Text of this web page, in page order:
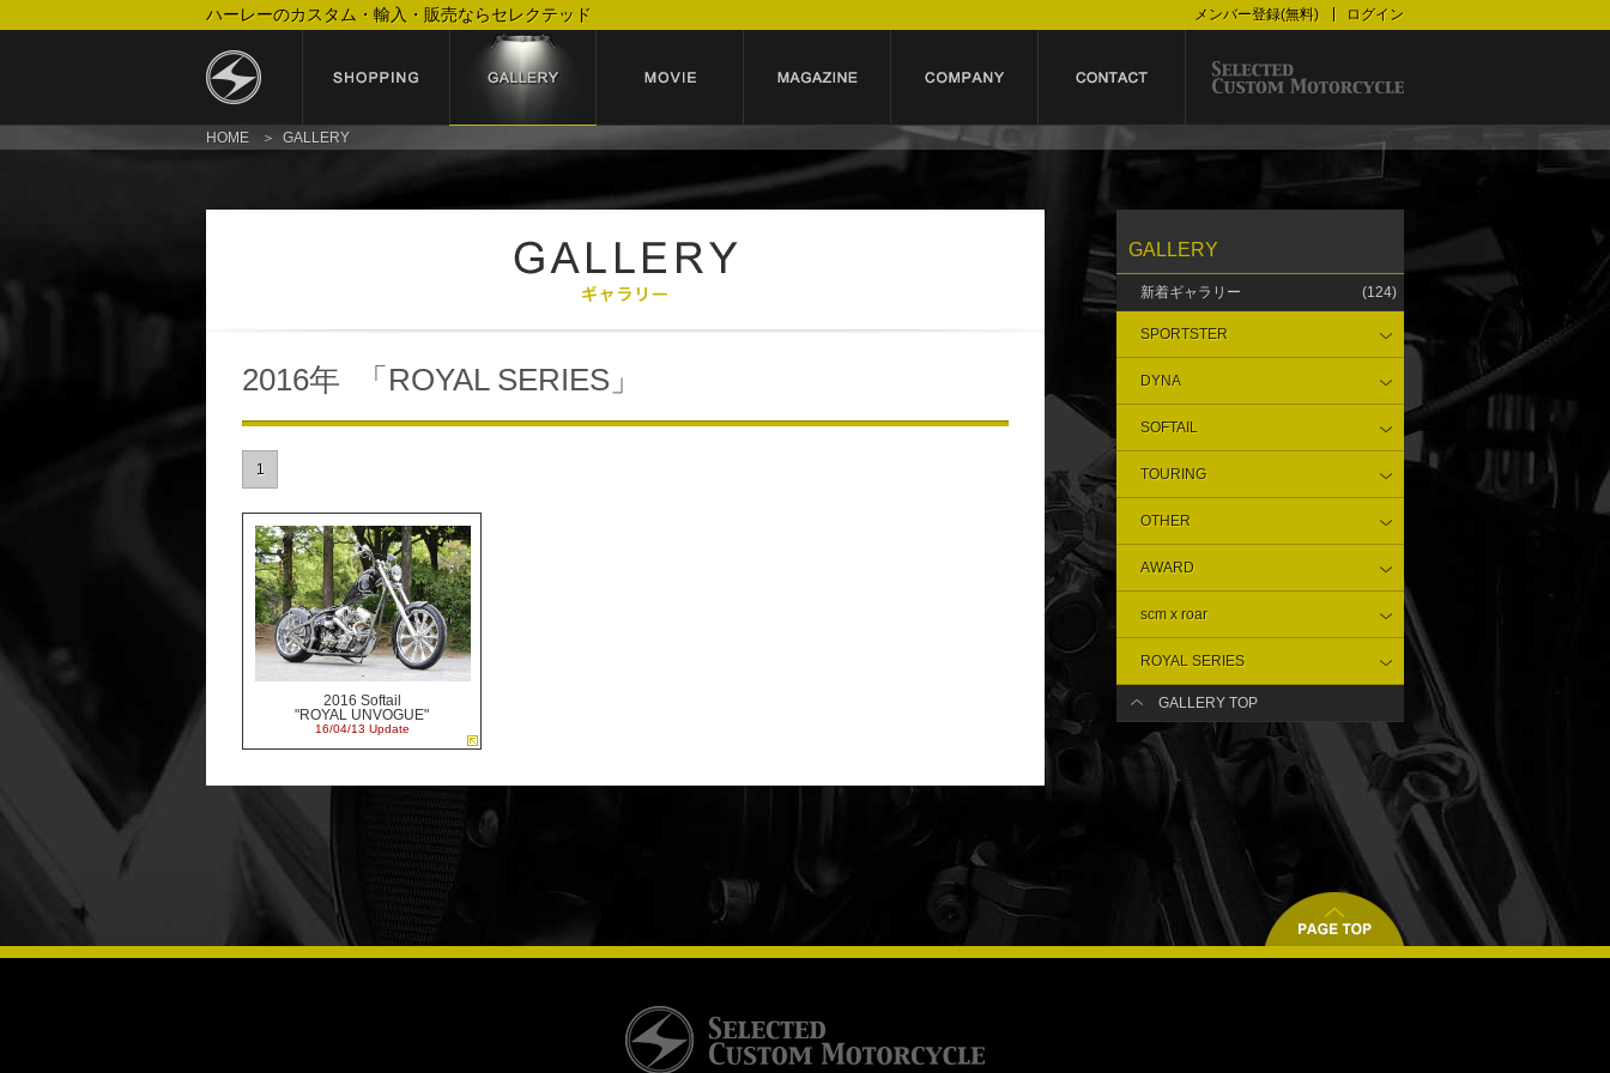
ハーレーのカスタム・輸入・販売ならセレクテッド メンバー登録(無料) ログイン
HOME GALLERY
2016年 「ROYAL SERIES」
1
2016 Softail
"ROYAL UNVOGUE"
16/04/13 Update
GALLERY
新着ギャラリー (124)
SPORTSTER
DYNA
SOFTAIL
TOURING
OTHER
AWARD
scm x roar
ROYAL SERIES
GALLERY TOP